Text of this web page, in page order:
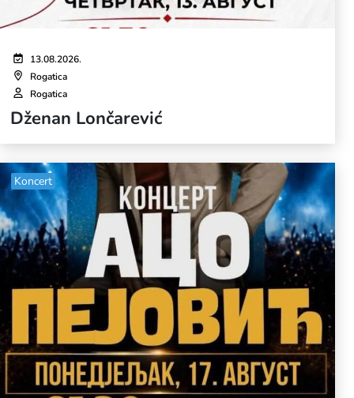
13.08.2026.
Rogatica
Rogatica
Dženan Lončarević
Koncert